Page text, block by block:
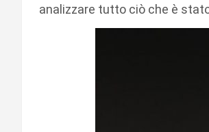
analizzare tutto ciò che è